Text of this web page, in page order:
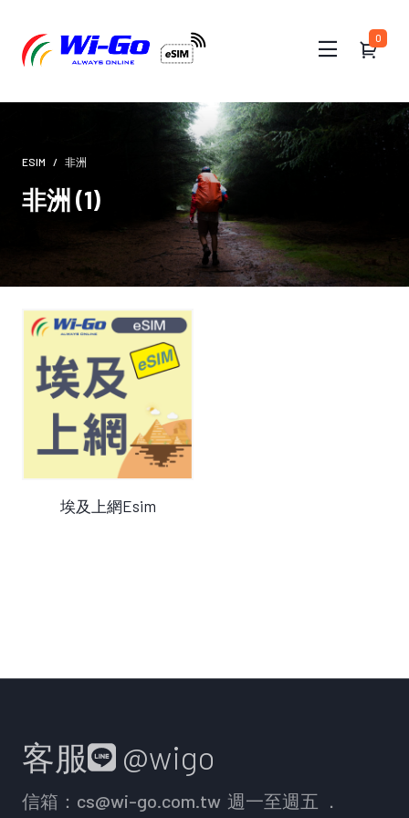
0
ESIM 非洲
非洲 (1)
查看產品
埃及上網Esim
客服 @wigo
信箱： cs@wi-go.com.tw 週一至週五 ．